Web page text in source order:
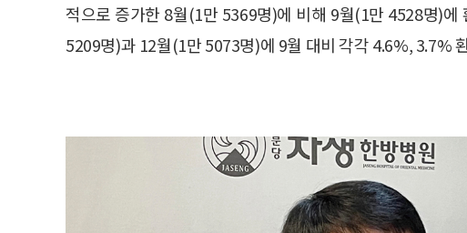
적으로 증가한 8월(1만 5369명)에 비해 9월(1만 4528명)
5209명)과 12월(1만 5073명)에 9월 대비 각각 4.6%, 3.7%